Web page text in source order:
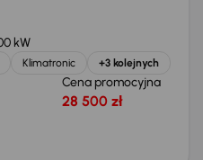
kW
Klimatronic +3 kolejnych
Cena promocyjna
28 500 zł